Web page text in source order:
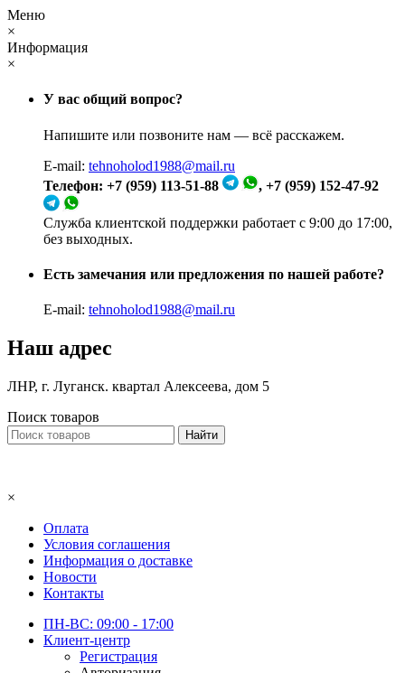
Меню
×
Информация
×
У вас общий вопрос?
Напишите или позвоните нам — всё расскажем.
E-mail: tehnoholod1988@mail.ru
Телефон: +7 (959) 113-51-88
, +7 (959) 152-47-92
Служба клиентской поддержки работает с 9:00 до 17:00,
без выходных.
Есть замечания или предложения по нашей работе?
E-mail: tehnoholod1988@mail.ru
Наш адрес
ЛНР, г. Луганск. квартал Алексеева, дом 5
Поиск товаров
×
Оплата
Условия соглашения
Информация о доставке
Новости
Контакты
ПН-ВС: 09:00 - 17:00
Клиент-центр
Регистрация